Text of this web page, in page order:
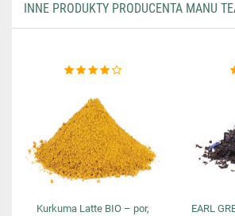
INNE PRODUKTY PRODUCENTA MANU
Kurkuma Latte BIO – por,
EARL